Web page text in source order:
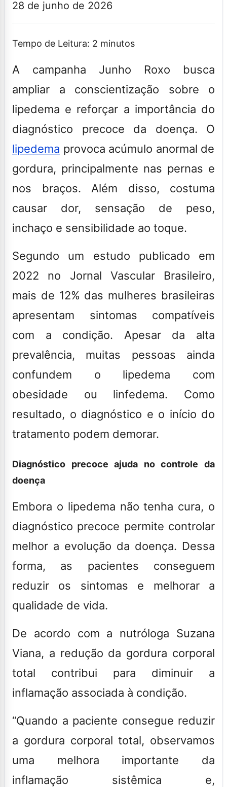
28 de junho de 2026
Tempo de Leitura: 2 minutos
A campanha Junho Roxo busca
ampliar a conscientização sobre o
lipedema e reforçar a importância do
diagnóstico precoce da doença. O
lipedema provoca acúmulo anormal de
gordura, principalmente nas pernas e
nos braços. Além disso, costuma
causar dor, sensação de peso,
inchaço e sensibilidade ao toque.
Segundo um estudo publicado em
2022 no Jornal Vascular Brasileiro,
mais de 12% das mulheres brasileiras
apresentam sintomas compatíveis
com a condição. Apesar da alta
prevalência, muitas pessoas ainda
confundem o lipedema com
obesidade ou linfedema. Como
resultado, o diagnóstico e o início do
tratamento podem demorar.
Diagnóstico precoce ajuda no controle da
doença
Embora o lipedema não tenha cura, o
diagnóstico precoce permite controlar
melhor a evolução da doença. Dessa
forma, as pacientes conseguem
reduzir os sintomas e melhorar a
qualidade de vida.
De acordo com a nutróloga Suzana
Viana, a redução da gordura corporal
total contribui para diminuir a
inflamação associada à condição.
“Quando a paciente consegue reduzir
a gordura corporal total, observamos
uma melhora importante da
inflamação sistêmica e,